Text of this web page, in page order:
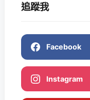
追蹤我
Facebook
Instagram